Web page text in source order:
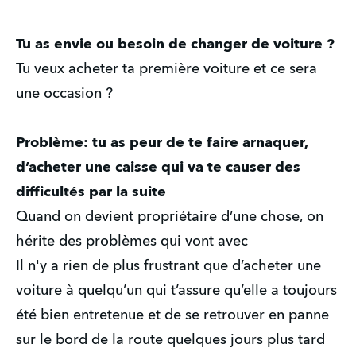
Tu as envie ou besoin de changer de voiture ?
Tu veux acheter ta première voiture et ce sera
une occasion ?
Problème: tu as peur de te faire arnaquer,
d’acheter une caisse qui va te causer des
difficultés par la suite
Quand on devient propriétaire d’une chose, on
hérite des problèmes qui vont avec
Il n'y a rien de plus frustrant que d’acheter une
voiture à quelqu’un qui t’assure qu’elle a toujours
été bien entretenue et de se retrouver en panne
sur le bord de la route quelques jours plus tard